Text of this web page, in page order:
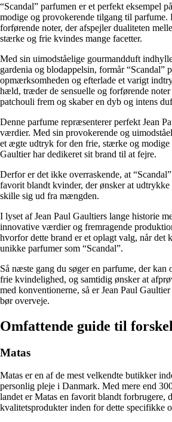
“Scandal” parfumen er et perfekt eksempel
modige og provokerende tilgang til
forførende noter, der afspejler dualiteten
stærke og frie kvindes mange facetter.
Med sin uimodståelige gourmandduft
gardenia og blodappelsin, formår “Scandal”
opmærksomheden og efterlade et varigt
hæld, træder de sensuelle og forførende
patchouli frem og skaber en dyb og intens
Denne parfume repræsenterer perfekt Jean
værdier. Med sin provokerende og
et ægte udtryk for den frie, stærke og modige
Gaultier har dedikeret sit brand til at fejre.
Derfor er det ikke overraskende, at
favorit blandt kvinder, der ønsker at
skille sig ud fra mængden.
I lyset af Jean Paul Gaultiers lange historie
innovative værdier og fremragende
hvorfor dette brand er et oplagt valg, når det
unikke parfumer som “Scandal”.
Så næste gang du søger en parfume, der
frie kvindelighed, og samtidig ønsker at
med konventionerne, så er Jean Paul
bør overveje.
Omfattende guide til
Matas
Matas er en af de mest velkendte butikker
personlig pleje i Danmark. Med mere end
landet er Matas en favorit blandt forbrugere,
kvalitetsprodukter inden for dette specifikke